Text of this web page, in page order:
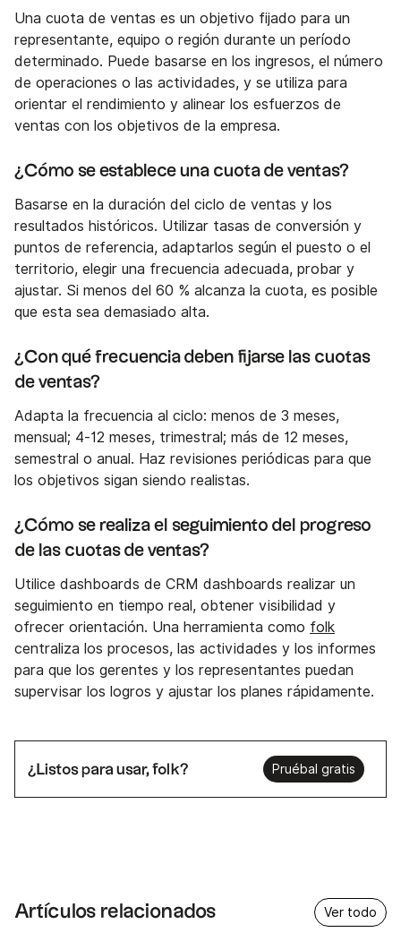
Una cuota de ventas es un objetivo fijado para un
representante, equipo o región durante un período
determinado. Puede basarse en los ingresos, el número
de operaciones o las actividades, y se utiliza para
orientar el rendimiento y alinear los esfuerzos de
ventas con los objetivos de la empresa.
¿Cómo se establece una cuota de ventas?
Basarse en la duración del ciclo de ventas y los
resultados históricos. Utilizar tasas de conversión y
puntos de referencia, adaptarlos según el puesto o el
territorio, elegir una frecuencia adecuada, probar y
ajustar. Si menos del 60 % alcanza la cuota, es posible
que esta sea demasiado alta.
¿Con qué frecuencia deben fijarse las cuotas
de ventas?
Adapta la frecuencia al ciclo: menos de 3 meses,
mensual; 4-12 meses, trimestral; más de 12 meses,
semestral o anual. Haz revisiones periódicas para que
los objetivos sigan siendo realistas.
¿Cómo se realiza el seguimiento del progreso
de las cuotas de ventas?
Utilice dashboards de CRM dashboards realizar un
seguimiento en tiempo real, obtener visibilidad y
ofrecer orientación. Una herramienta como folk
centraliza los procesos, las actividades y los informes
para que los gerentes y los representantes puedan
supervisar los logros y ajustar los planes rápidamente.
¿Listos para usar, folk? Pruébal gratis
Artículos relacionados Ver todo